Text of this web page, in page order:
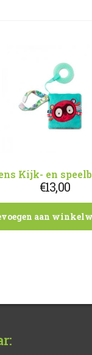
Kijk- en
€13,00
aan